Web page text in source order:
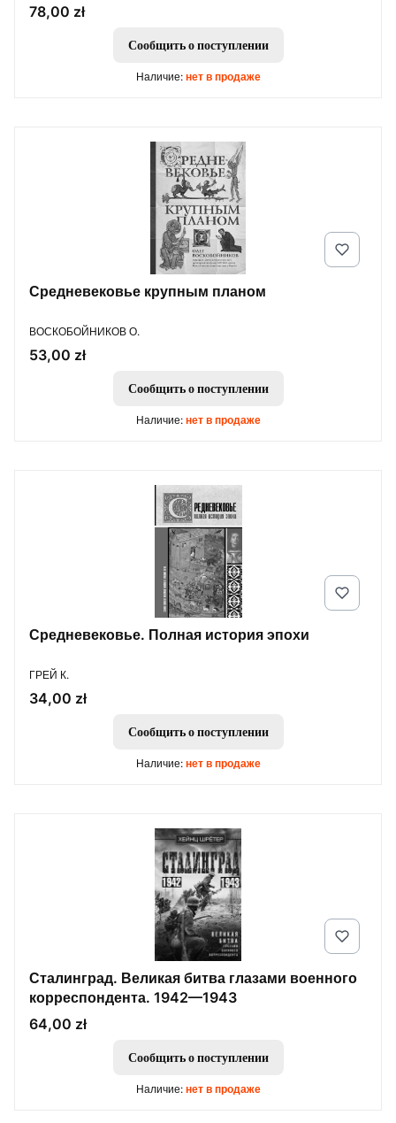
Цена
78,00 zł
Сообщить о поступлении
Наличие: нет в продаже
Средневековье крупным планом
ПРОИЗВОДИТЕЛЬ
ВОСКОБОЙНИКОВ О.
Цена
53,00 zł
Сообщить о поступлении
Наличие: нет в продаже
Средневековье. Полная история эпохи
ПРОИЗВОДИТЕЛЬ
ГРЕЙ К.
Цена
34,00 zł
Сообщить о поступлении
Наличие: нет в продаже
Сталинград. Великая битва глазами военного
корреспондента. 1942—1943
Цена
64,00 zł
Сообщить о поступлении
Наличие: нет в продаже